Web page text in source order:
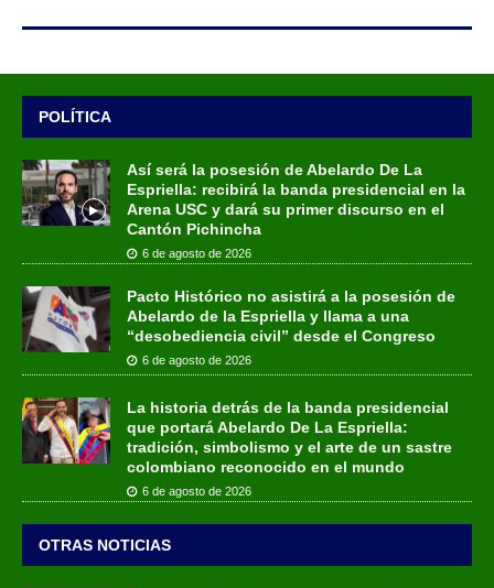
POLÍTICA
Así será la posesión de Abelardo De La
Espriella: recibirá la banda presidencial en la
Arena USC y dará su primer discurso en el
Cantón Pichincha
6 de agosto de 2026
Pacto Histórico no asistirá a la posesión de
Abelardo de la Espriella y llama a una
“desobediencia civil” desde el Congreso
6 de agosto de 2026
La historia detrás de la banda presidencial
que portará Abelardo De La Espriella:
tradición, simbolismo y el arte de un sastre
colombiano reconocido en el mundo
6 de agosto de 2026
OTRAS NOTICIAS